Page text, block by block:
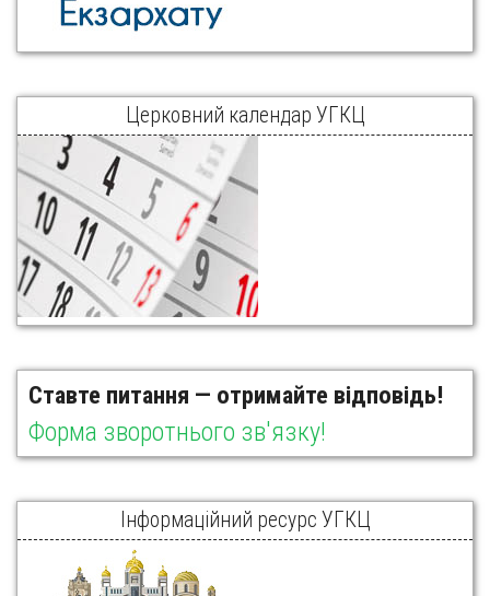
Церковний календар УГКЦ
Ставте питання — отримайте відповідь!
Форма зворотнього зв'язку!
Інформаційний ресурс УГКЦ